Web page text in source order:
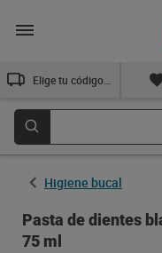
Higiene bucal
Pasta de dientes
75 ml